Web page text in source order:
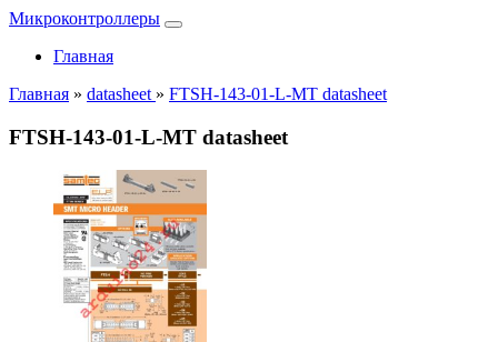
Микроконтроллеры
Главная
Главная » datasheet » FTSH-143-01-L-MT datasheet
FTSH-143-01-L-MT datasheet